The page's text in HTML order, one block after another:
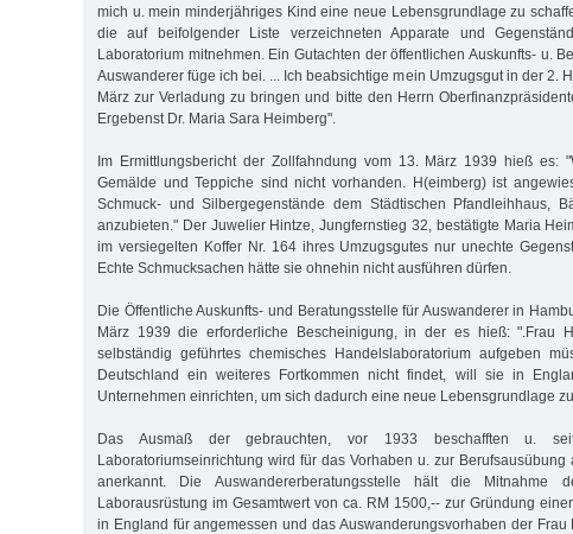
mich u. mein minderjähriges Kind eine neue Lebensgrundlage zu
die auf beifolgender Liste verzeichneten Apparate und
Laboratorium mitnehmen. Ein Gutachten der öffentlichen Auskunfts- u.
Auswanderer füge ich bei. ... Ich beabsichtige mein Umzugsgut in der 2.
März zur Verladung zu bringen und bitte den Herrn
Ergebenst Dr. Maria Sara Heimberg".
Im Ermittlungsbericht der Zollfahndung vom 13. März 1939 hieß es:
Gemälde und Teppiche sind nicht vorhanden. H(eimberg) ist
Schmuck- und Silbergegenstände dem Städtischen Pfandleihhaus,
anzubieten." Der Juwelier Hintze, Jungfernstieg 32, bestätigte Maria
im versiegelten Koffer Nr. 164 ihres Umzugsgutes nur unechte
Echte Schmucksachen hätte sie ohnehin nicht ausführen dürfen.
Die Öffentliche Auskunfts- und Beratungsstelle für Auswanderer in
März 1939 die erforderliche Bescheinigung, in der es hieß: ".Frau
selbständig geführtes chemisches Handelslaboratorium aufgeben
Deutschland ein weiteres Fortkommen nicht findet, will sie in
Unternehmen einrichten, um sich dadurch eine neue Lebensgrundlage zu
Das Ausmaß der gebrauchten, vor 1933 beschafften u.
Laboratoriumseinrichtung wird für das Vorhaben u. zur Berufsausübung
anerkannt. Die Auswandererberatungsstelle hält die Mitnahme
Laborausrüstung im Gesamtwert von ca. RM 1500,-- zur Gründung
in England für angemessen und das Auswanderungsvorhaben der Frau